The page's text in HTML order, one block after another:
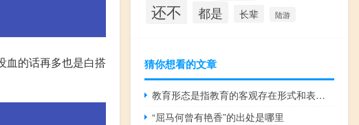
血的话再多也是白搭
还不 都是 长辈 陆游
猜你想看的文章
教育形态是指教育的客观存在形式和表现状态 依据教育活动的规范程度 教育活动
“屈马何曾有艳香”的出处是哪里